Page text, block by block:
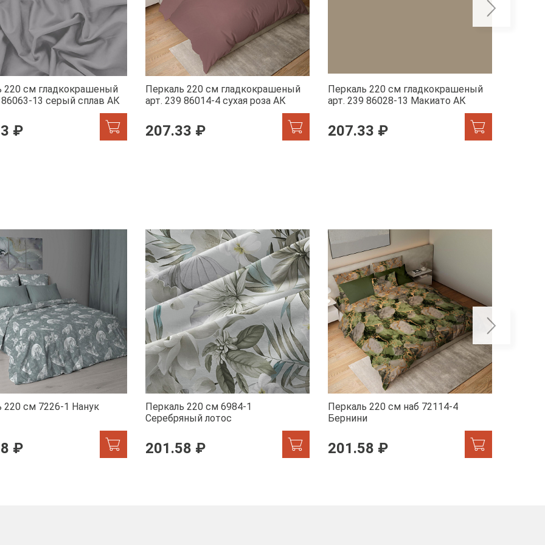
220 см гладкокрашеный
86063-13 серый сплав АК
₽
Перкаль 220 см гладкокрашеный
арт. 239 86014-4 сухая роза АК
207.33 ₽
Перкаль 220 см гладкокрашеный
арт. 239 86028-13 Макиато АК
207.33 ₽
220 см 7226-1 Нанук
₽
Перкаль 220 см 6984-1
Серебряный лотос
201.58 ₽
Перкаль 220 см наб 72114-4
Бернини
201.58 ₽